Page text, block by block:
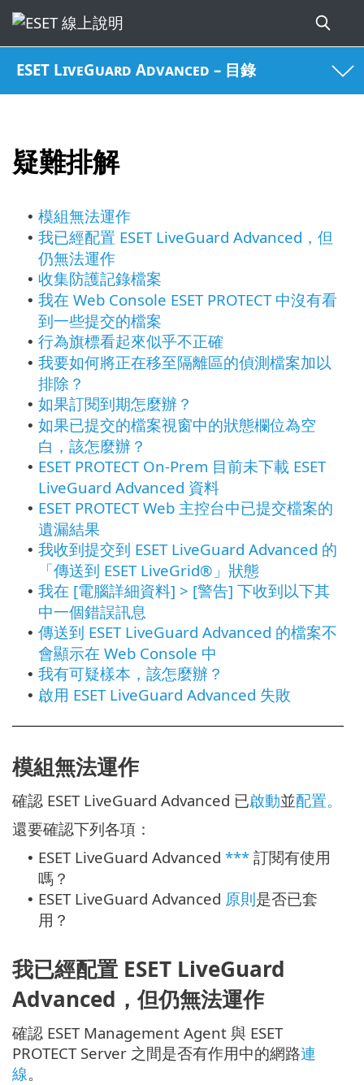
ESET LiveGuard Advanced – 目錄
疑難排解
• 模組無法運作
• 我已經配置 ESET LiveGuard Advanced，但
仍無法運作
• 收集防護記錄檔案
• 我在 Web Console ESET PROTECT 中沒有看
到一些提交的檔案
• 行為旗標看起來似乎不正確
• 我要如何將正在移至隔離區的偵測檔案加以
排除？
• 如果訂閱到期怎麼辦？
• 如果已提交的檔案視窗中的狀態欄位為空
白，該怎麼辦？
• ESET PROTECT On-Prem 目前未下載 ESET
LiveGuard Advanced 資料
• ESET PROTECT Web 主控台中已提交檔案的
遺漏結果
• 我收到提交到 ESET LiveGuard Advanced 的
「傳送到 ESET LiveGrid®」狀態
• 我在 [電腦詳細資料] > [警告] 下收到以下其
中一個錯誤訊息
• 傳送到 ESET LiveGuard Advanced 的檔案不
會顯示在 Web Console 中
• 我有可疑樣本，該怎麼辦？
• 啟用 ESET LiveGuard Advanced 失敗
模組無法運作
確認 ESET LiveGuard Advanced 已啟動並配置。
還要確認下列各項：
• ESET LiveGuard Advanced *** 訂閱有使用
嗎？
• ESET LiveGuard Advanced 原則是否已套
用？
我已經配置 ESET LiveGuard
Advanced，但仍無法運作
確認 ESET Management Agent 與 ESET
PROTECT Server 之間是否有作用中的網路連
線。